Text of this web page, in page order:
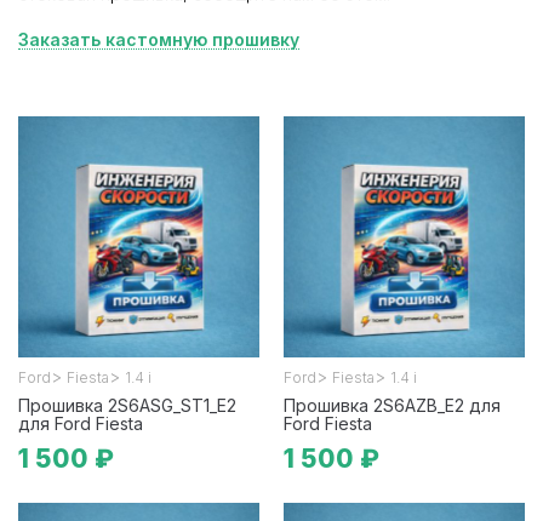
Заказать кастомную прошивку
Ford > Fiesta > 1.4 i
Прошивка 2S6ASG_ST1_E2
для Ford Fiesta
1 500 ₽
Ford > Fiesta > 1.4 i
Прошивка 2S6AZB_E2 для
Ford Fiesta
1 500 ₽